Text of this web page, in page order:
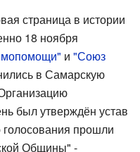
страница в истории
18 ноября
и "Союз
в Самарскую
был утверждён устав
голосования прошли
Общины" -